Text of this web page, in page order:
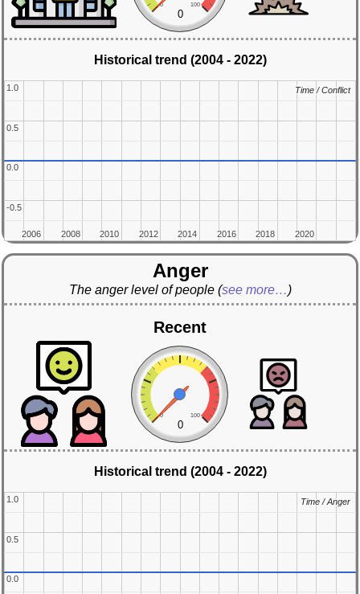
0 100
0
Historical trend (2004 - 2022)
2006
2006 2008
2008 2010
2010 2012
2012 2014
2014 2016
2016 2018
2018 2020
2020
-0.5
-0.5
0.0
0.0
0.5
0.5
1.0
1.0 Time / Conflict
Time / Conflict
Anger
The anger level of people (see more…)
Recent
0 100
0
Historical trend (2004 - 2022)
0.0
0.0
0.5
0.5
1.0
1.0 Time / Anger
Time / Anger